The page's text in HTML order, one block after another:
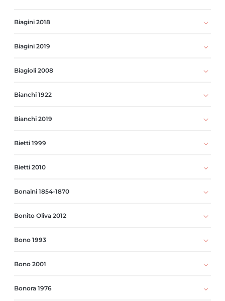
Biagini 2018
Biagini 2019
Biagioli 2008
Bianchi 1922
Bianchi 2019
Bietti 1999
Bietti 2010
Bonaini 1854-1870
Bonito Oliva 2012
Bono 1993
Bono 2001
Bonora 1976